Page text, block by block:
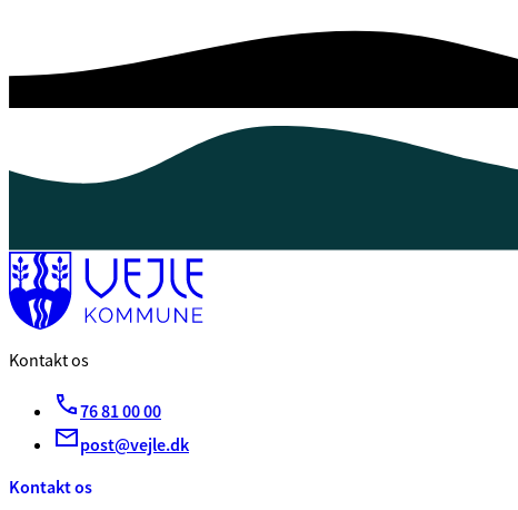
Kontakt os
76 81 00 00
post@vejle.dk
Kontakt os